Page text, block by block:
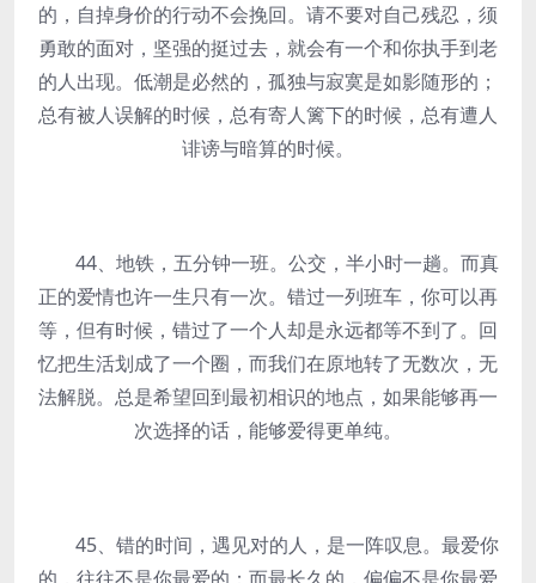
的，自掉身价的行动不会挽回。请不要对自己残忍，须
勇敢的面对，坚强的挺过去，就会有一个和你执手到老
的人出现。低潮是必然的，孤独与寂寞是如影随形的；
总有被人误解的时候，总有寄人篱下的时候，总有遭人
诽谤与暗算的时候。
44、地铁，五分钟一班。公交，半小时一趟。而真
正的爱情也许一生只有一次。错过一列班车，你可以再
等，但有时候，错过了一个人却是永远都等不到了。回
忆把生活划成了一个圈，而我们在原地转了无数次，无
法解脱。总是希望回到最初相识的地点，如果能够再一
次选择的话，能够爱得更单纯。
45、错的时间，遇见对的人，是一阵叹息。最爱你